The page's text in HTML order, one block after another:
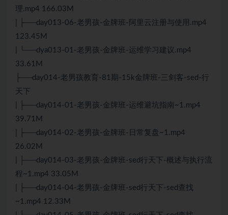
理.mp4 166.03M
| ├──day013-06-老男孩-金牌班-阿里云注册与使用.mp4
123.45M
| └──dya013-01-老男孩-金牌班-运维学习建议.mp4
33.61M
├──day014-老男孩教育-81期-15k金牌班-三剑客-sed-行
天下
| ├──day014-01-老男孩-金牌班-运维避坑指南~1.mp4
39.71M
| ├──day014-02-老男孩-金牌班-日常复盘~1.mp4
26.02M
| ├──day014-03-老男孩-金牌班-sed行天下-概述与执行流
程~1.mp4 33.05M
| ├──day014-04-老男孩-金牌班-sed行天下-sed查找
~1.mp4 12.33M